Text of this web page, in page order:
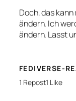
Doch, das
ändern. Ich
ändern. Lasst
FEDIVERSE-
1 Repost1 Like